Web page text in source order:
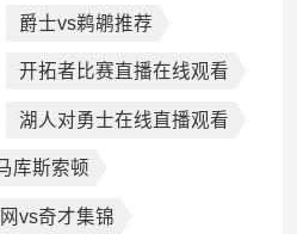
爵士vs鹈鹕推荐
开拓者比赛直播在线观看
湖人对勇士在线直播观看
库斯索顿
vs奇才集锦